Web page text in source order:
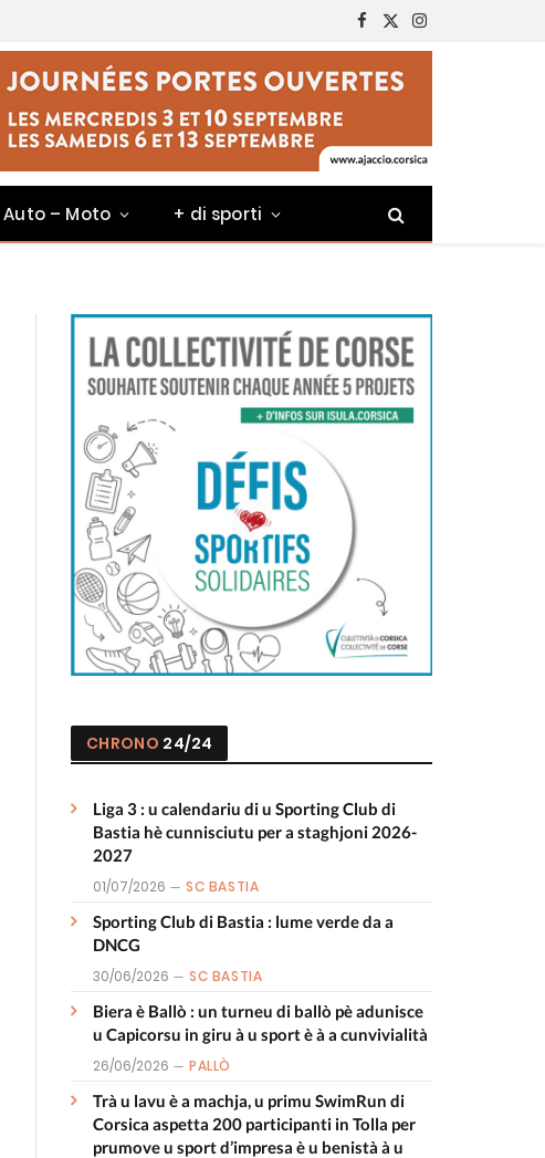
Facebook
X
(Twitter)
Instagram
Auto – Moto + di sporti
CHRONO 24/24
Liga 3 : u calendariu di u Sporting Club di
Bastia hè cunnisciutu per a staghjoni 2026-
2027
01/07/2026 SC BASTIA
Sporting Club di Bastia : lume verde da a
DNCG
30/06/2026 SC BASTIA
Biera è Ballò : un turneu di ballò pè adunisce
u Capicorsu in giru à u sport è à a cunvivialità
26/06/2026 PALLÒ
Trà u lavu è a machja, u primu SwimRun di
Corsica aspetta 200 participanti in Tolla per
prumove u sport d’impresa è u benistà à u